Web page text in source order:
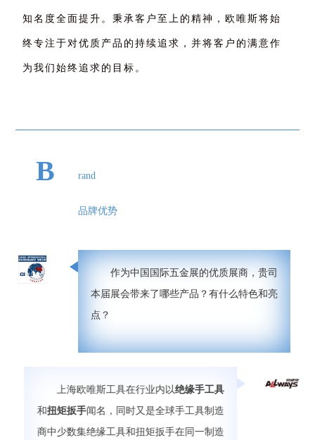
知名度全面提升。秉承客户至上的精神，欧唯斯将始
终专注于对优质产品的持续追求，并将客户的满意作
为我们始终追求的目标。
B rand
品牌优势
作为中国国际五金展的优质展商，贵司
本届展会带来了哪些产品？有什么特色和亮
点？
上海欧唯斯工具在行业内以绝缘手工具
和扭矩扳手闻名，同时又是全球手工具制造
商中少数集绝缘工具和扭矩扳手在同一制造